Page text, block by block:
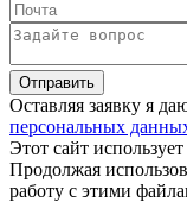
Оставляя заявку я
персональных
Этот сайт
Продолжая
работу с этими